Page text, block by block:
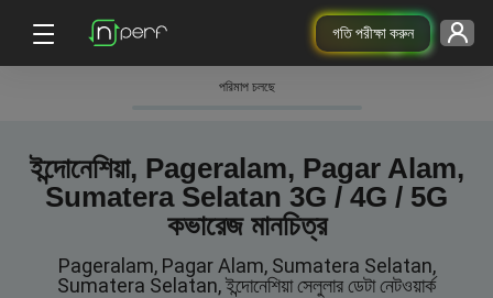
গতি পরীক্ষা করুন
পরিমাপ চলছে
ইন্দোনেশিয়া, Pageralam, Pagar Alam,
Sumatera Selatan 3G / 4G / 5G
কভারেজ মানচিত্র
Pageralam, Pagar Alam, Sumatera Selatan,
Sumatera Selatan, ইন্দোনেশিয়া সেলুলার ডেটা নেটওয়ার্ক